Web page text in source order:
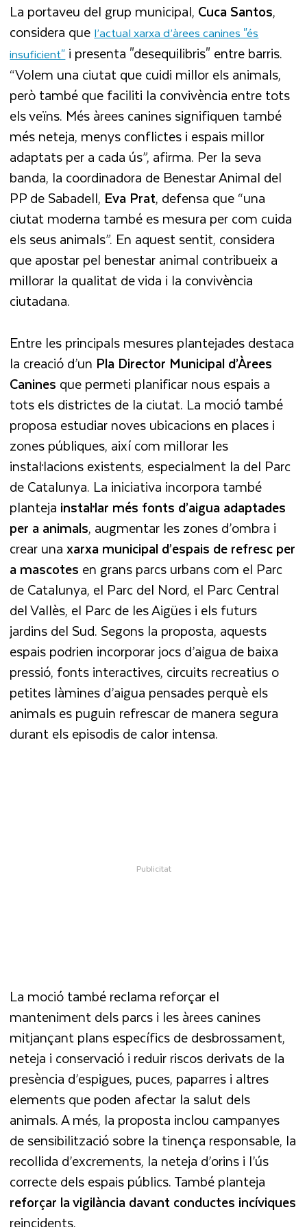
La portaveu del grup municipal, Cuca Santos,
considera quel’actual xarxa d’àrees canines "és
insuficient"i presenta "desequilibris" entre barris.
“Volem una ciutat que cuidi millor els animals,
però també que faciliti la convivència entre tots
els veïns. Més àrees canines signifiquen també
més neteja, menys conflictes i espais millor
adaptats per a cada ús”, afirma. Per la seva
banda, la coordinadora de Benestar Animal del
PP de Sabadell, Eva Prat, defensa que “una
ciutat moderna també es mesura per com cuida
els seus animals”. En aquest sentit, considera
que apostar pel benestar animal contribueix a
millorar la qualitat de vida i la convivència
ciutadana.
Entre les principals mesures plantejades destaca
la creació d’un Pla Director Municipal d’Àrees
Canines que permeti planificar nous espais a
tots els districtes de la ciutat. La moció també
proposa estudiar noves ubicacions en places i
zones públiques, així com millorar les
instal·lacions existents, especialment la del Parc
de Catalunya. La iniciativa incorpora també
planteja instal·lar més fonts d’aigua adaptades
per a animals, augmentar les zones d’ombra i
crear unaxarxa municipal d’espais de refresc per
a mascotes en grans parcs urbans com el Parc
de Catalunya, el Parc del Nord, el Parc Central
del Vallès, el Parc de les Aigües i els futurs
jardins del Sud. Segons la proposta, aquests
espais podrien incorporar jocs d’aigua de baixa
pressió, fonts interactives, circuits recreatius o
petites làmines d’aigua pensades perquè els
animals es puguin refrescar de manera segura
durant els episodis de calor intensa.
La moció també reclama reforçar el
manteniment dels parcs i les àrees canines
mitjançant plans específics de desbrossament,
neteja i conservació i reduir riscos derivats de la
presència d’espigues, puces, paparres i altres
elements que poden afectar la salut dels
animals. A més, la proposta inclou campanyes
de sensibilització sobre la tinença responsable, la
recollida d’excrements, la neteja d’orins i l’ús
correcte dels espais públics. També planteja
reforçar la vigilància davant conductes incíviques
reincidents.